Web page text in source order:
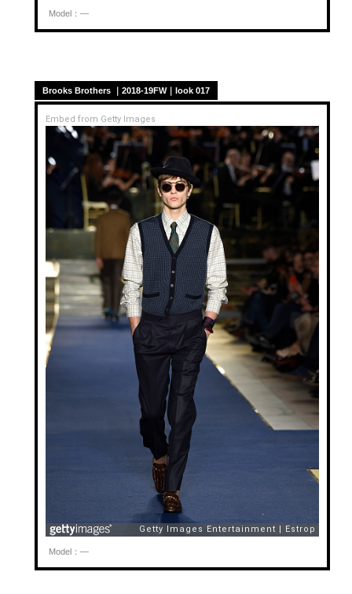
Model：—
Brooks Brothers ｜2018-19FW｜look 017
Embed from Getty Images
Model：—